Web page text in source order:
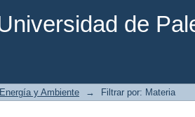
de
y Ambiente → Filtrar por: Materia